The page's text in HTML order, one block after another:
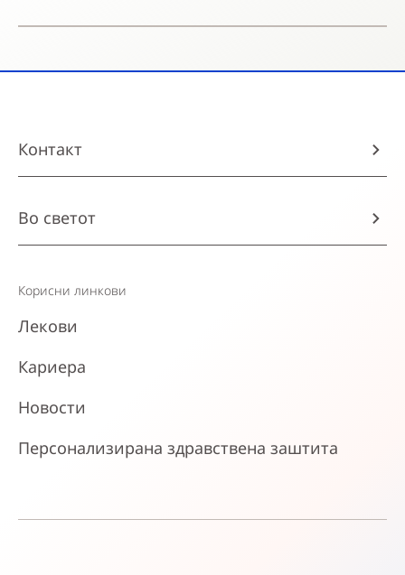
Контакт
Во светот
Корисни линкови
Лекови
Кариера
Новости
Персонализирана здравствена заштита